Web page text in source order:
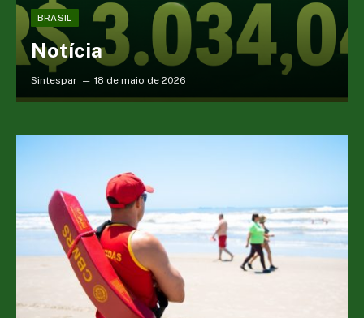
BRASIL
Notícia
Sintespar 18 de maio de 2026